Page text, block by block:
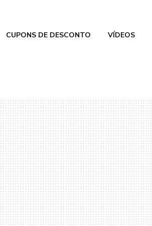
CUPONS DE DESCONTO VÍDEOS